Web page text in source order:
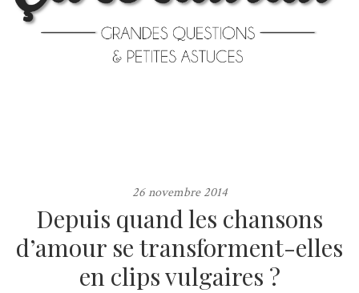
26 novembre 2014
Depuis quand les chansons
d’amour se transforment-elles
en clips vulgaires ?